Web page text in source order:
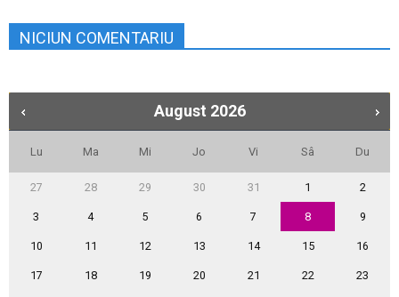
NICIUN COMENTARIU
August 2026
Lu Ma Mi Jo Vi Sâ Du
27 28 29 30 31 1 2
3 4 5 6 7 8 9
10 11 12 13 14 15 16
17 18 19 20 21 22 23